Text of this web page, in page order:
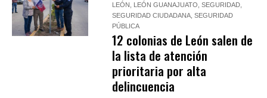
LEÓN
LEÓN GUANAJUATO ,SEGURIDAD
SEGURIDAD CIUDADANA ,SEGURIDAD
PÚBLICA
12 colonias de León salen de
la lista de atención
prioritaria por alta
delincuencia